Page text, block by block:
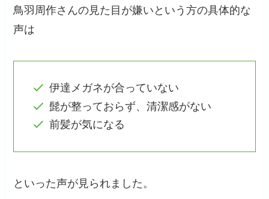
鳥羽周作さんの見た目が嫌いという方の具体的な
声は
伊達メガネが合っていない
髭が整っておらず、清潔感がない
前髪が気になる
といった声が見られました。